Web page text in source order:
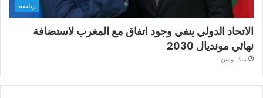
رياضة
الاتحاد الدولي ينفي وجود اتفاق مع المغرب لاستضافة
نهائي مونديال 2030
منذ يومين